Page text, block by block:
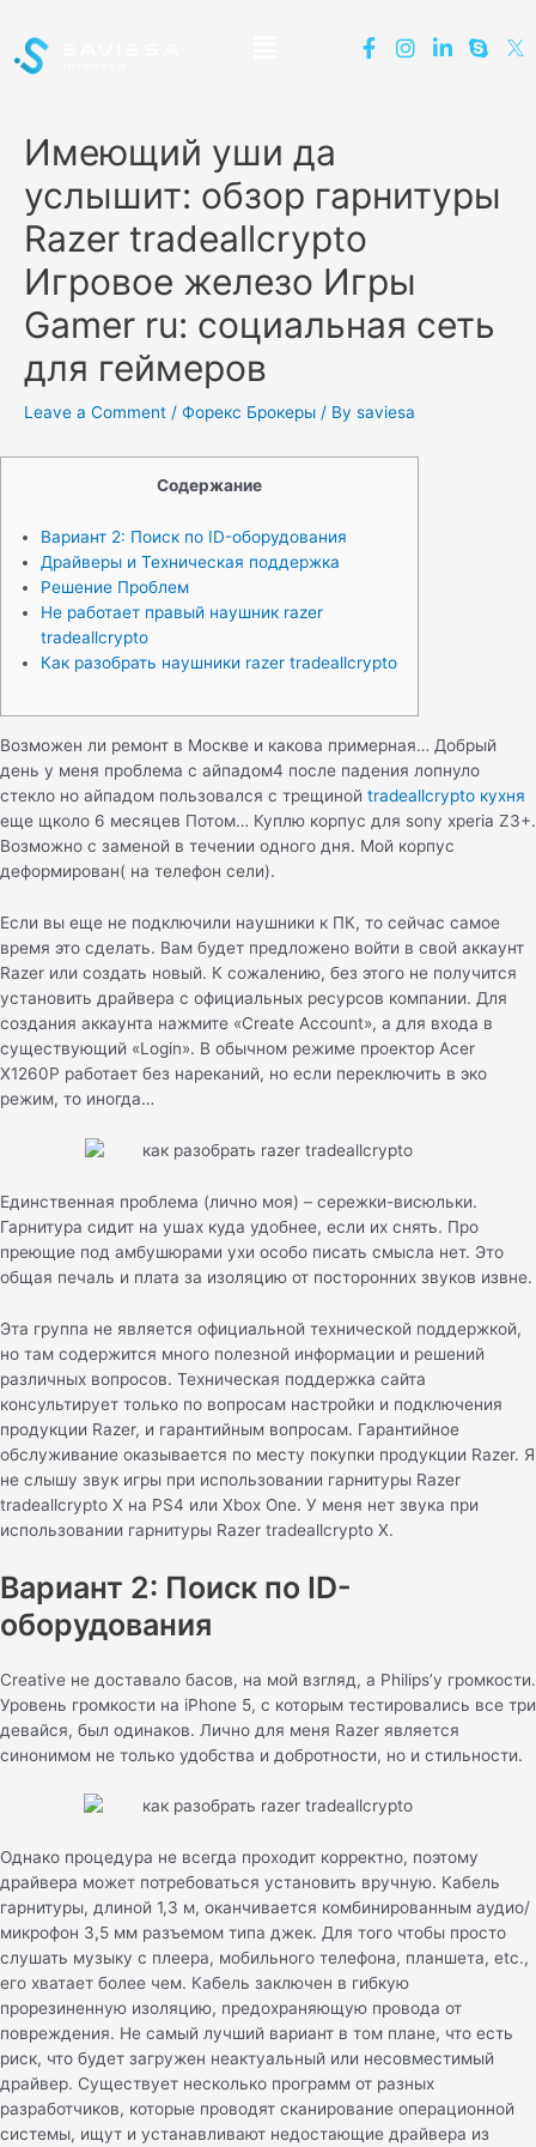
Имеющий уши да
услышит: обзор гарнитуры
Razer tradeallcrypto
Игровое железо Игры
Gamer ru: социальная сеть
для геймеров
Leave a Comment / Форекс Брокеры / By saviesa
Содержание
Вариант 2: Поиск по ID-оборудования
Драйверы и Техническая поддержка
Решение Проблем
Не работает правый наушник razer
tradeallcrypto
Как разобрать наушники razer tradeallcrypto
Возможен ли ремонт в Москве и какова примерная… Добрый
день у меня проблема с айпадом4 после падения лопнуло
стекло но айпадом пользовался с трещиной tradeallcrypto кухня
еще щколо 6 месяцев Потом… Куплю корпус для sony xperia Z3+.
Возможно с заменой в течении одного дня. Мой корпус
деформирован( на телефон сели).
Если вы еще не подключили наушники к ПК, то сейчас самое
время это сделать. Вам будет предложено войти в свой аккаунт
Razer или создать новый. К сожалению, без этого не получится
установить драйвера с официальных ресурсов компании. Для
создания аккаунта нажмите «Create Account», а для входа в
существующий «Login». В обычном режиме проектор Acer
X1260P работает без нареканий, но если переключить в эко
режим, то иногда…
Единственная проблема (лично моя) – сережки-висюльки.
Гарнитура сидит на ушах куда удобнее, если их снять. Про
преющие под амбушюрами ухи особо писать смысла нет. Это
общая печаль и плата за изоляцию от посторонних звуков извне.
Эта группа не является официальной технической поддержкой,
но там содержится много полезной информации и решений
различных вопросов. Техническая поддержка сайта
консультирует только по вопросам настройки и подключения
продукции Razer, и гарантийным вопросам. Гарантийное
обслуживание оказывается по месту покупки продукции Razer. Я
не слышу звук игры при использовании гарнитуры Razer
tradeallcrypto X на PS4 или Xbox One. У меня нет звука при
использовании гарнитуры Razer tradeallcrypto X.
Вариант 2: Поиск по ID-
оборудования
Creative не доставало басов, на мой взгляд, а Philips’у громкости.
Уровень громкости на iPhone 5, с которым тестировались все три
девайся, был одинаков. Лично для меня Razer является
синонимом не только удобства и добротности, но и стильности.
Однако процедура не всегда проходит корректно, поэтому
драйвера может потребоваться установить вручную. Кабель
гарнитуры, длиной 1,3 м, оканчивается комбинированным аудио/
микрофон 3,5 мм разъемом типа джек. Для того чтобы просто
слушать музыку с плеера, мобильного телефона, планшета, etc.,
его хватает более чем. Кабель заключен в гибкую
прорезиненную изоляцию, предохраняющую провода от
повреждения. Не самый лучший вариант в том плане, что есть
риск, что будет загружен неактуальный или несовместимый
драйвер. Существует несколько программ от разных
разработчиков, которые проводят сканирование операционной
системы, ищут и устанавливают недостающие драйвера из